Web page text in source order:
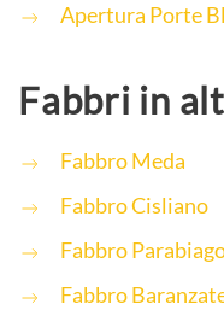
Apertura Porte
Fabbri in
Fabbro Meda
Fabbro Cisliano
Fabbro
Fabbro